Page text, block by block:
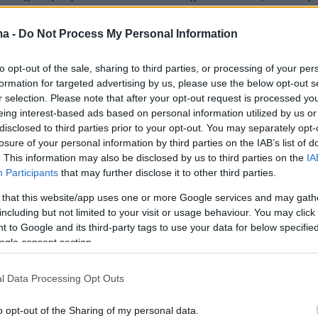
- Do Not Process My Personal Information
opt-out of the sale, sharing to third parties, or processing of your
for targeted advertising by us, please use the below opt-out
selection. Please note that after your opt-out request is processed
interest-based ads based on personal information utilized by us
to third parties prior to your opt-out. You may separately
of your personal information by third parties on the IAB’s list of
This information may also be disclosed by us to third parties on the
Participants that may further disclose it to other third parties.
that this website/app uses one or more Google services and may
but not limited to your visit or usage behaviour. You may
to Google and its third-party tags to use your data for below
consent section.
Data Processing Opt Outs
opt-out of the Sharing of my personal data.
σε ραδιοφωνική συνέντευξη ότι «Αυτό
είναι ότι εφόσον μιλάμε για
στάσης για να πάρεις έναν επιβάτη, ο
τη στιγμή βρίσκεται στη λεωφορειολωρίδα
παρεμποδίζεται το λεωφορείο, αυτό είναι
λογικό».
πως «Αναγνωρίζουμε ότι τα ταξί
έργο και πρέπει να μπορούν να
το πεζοδρόμιο, ο επιβάτης που θέλει κάπου
να μπει στο ταξί που περνά». Η δήλωση
τον αρχηγό των συνδικαλιστών